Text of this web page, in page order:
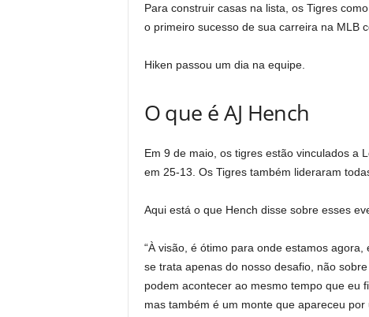
Para construir casas na lista, os Tigres
o primeiro sucesso de sua carreira na MLB
Hiken passou um dia na equipe.
O que é AJ Hench
Em 9 de maio, os tigres estão vinculados a
em 25-13. Os Tigres também lideraram
Aqui está o que Hench disse sobre esses
“À visão, é ótimo para onde estamos
se trata apenas do nosso desafio, não
podem acontecer ao mesmo tempo que eu
mas também é um monte que apareceu por